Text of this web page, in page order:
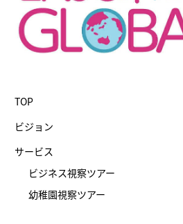
TOP
ビジョン
サービス
ビジネス視察ツアー
幼稚園視察ツアー